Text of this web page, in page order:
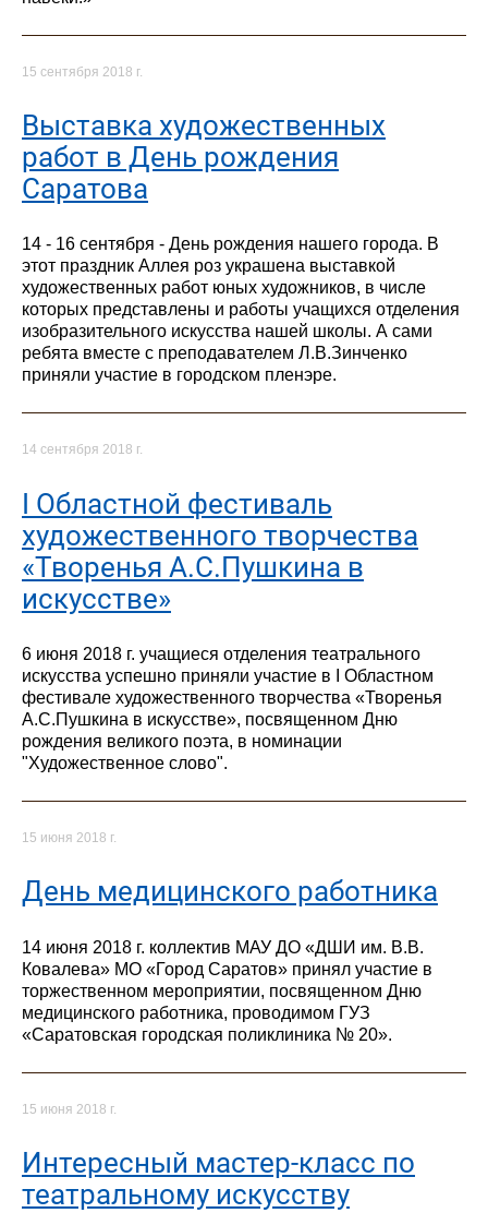
15 сентября 2018 г.
Выставка художественных
работ в День рождения
Саратова
14 - 16 сентября - День рождения нашего города. В
этот праздник Аллея роз украшена выставкой
художественных работ юных художников, в числе
которых представлены и работы учащихся отделения
изобразительного искусства нашей школы. А сами
ребята вместе с преподавателем Л.В.Зинченко
приняли участие в городском пленэре.
14 сентября 2018 г.
I Областной фестиваль
художественного творчества
«Творенья А.С.Пушкина в
искусстве»
6 июня 2018 г. учащиеся отделения театрального
искусства успешно приняли участие в I Областном
фестивале художественного творчества «Творенья
А.С.Пушкина в искусстве», посвященном Дню
рождения великого поэта, в номинации
"Художественное слово".
15 июня 2018 г.
День медицинского работника
14 июня 2018 г. коллектив МАУ ДО «ДШИ им. В.В.
Ковалева» МО «Город Саратов» принял участие в
торжественном мероприятии, посвященном Дню
медицинского работника, проводимом ГУЗ
«Саратовская городская поликлиника № 20».
15 июня 2018 г.
Интересный мастер-класс по
театральному искусству